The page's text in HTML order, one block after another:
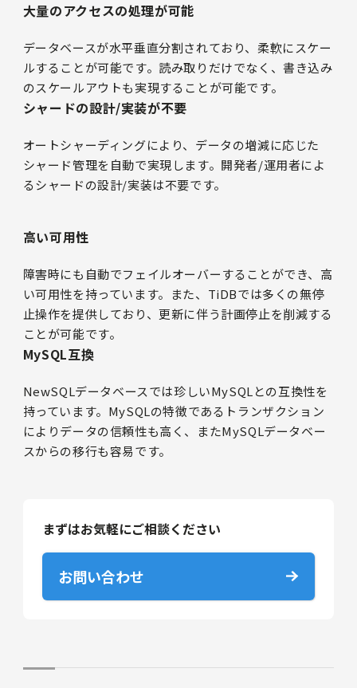
大量のアクセスの処理が可能
データベースが水平垂直分割されており、柔軟にスケー
ルすることが可能です。読み取りだけでなく、書き込み
のスケールアウトも実現することが可能です。
シャードの設計/実装が不要
オートシャーディングにより、データの増減に応じた
シャード管理を自動で実現します。開発者/運用者によ
るシャードの設計/実装は不要です。
高い可用性
障害時にも自動でフェイルオーバーすることができ、高
い可用性を持っています。また、TiDBでは多くの無停
止操作を提供しており、更新に伴う計画停止を削減する
ことが可能です。
MySQL互換
NewSQLデータベースでは珍しいMySQLとの互換性を
持っています。MySQLの特徴であるトランザクション
によりデータの信頼性も高く、またMySQLデータベー
スからの移行も容易です。
まずはお気軽にご相談ください
お問い合わせ